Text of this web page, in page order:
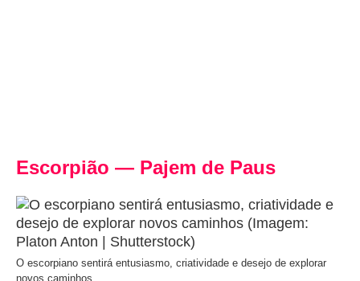
Escorpião — Pajem de Paus
O escorpiano sentirá entusiasmo, criatividade e desejo de explorar
novos caminhos